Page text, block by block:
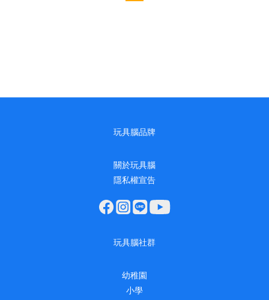
玩具腦品牌
關於玩具腦
隱私權宣告
玩具腦社群
幼稚園
小學